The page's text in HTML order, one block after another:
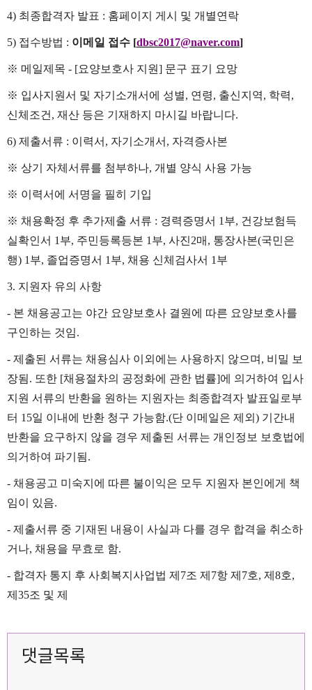
4) 최종합격자 발표 : 홈페이지 게시 및 개별연락
5) 접수방법 : 이메일 접수 [dbsc2017@naver.com]
※ 메일제목 - [요양보호사 지원] 문구 표기 요망
※ 입사지원서 및 자기소개서에 성별, 연령, 출신지역, 학력,
신체조건 , 재산 등은 기재하지 마시길 바랍니다.
6) 제출서류 : 이력서 , 자기소개서 , 자격증사본
※ 상기 자체서류를 첨부하나, 개별 양식 사용 가능
※ 이력서에 서명을 필히 기입
※ 채용확정 후 추가제출 서류 : 경력증명서 1 부, 건강보험득
실확인서 1 부, 주민등록등본 1 부, 사진2매 , 통장사본(국민은
행) 1 부, 졸업증명서 1 부, 채용 신체검사서 1 부
3. 지원자 유의 사항
- 본 채용공고는 야간 요양보호사 결원에 따른 요양보호사를
구인하는 것임.
- 제출된 서류는 채용심사 이외에는 사용하지 않으며 , 비밀 보
장됨. 또한 [채용절차의 공정화에 관한 법률]에 의거하여 입사
지원 서류의 반환을 원하는 지원자는 최종합격자 발표일로부
터 15일 이내에 반환 청구 가능함.(단 이메일은 제외 ) 기간내
반환을 요구하지 않을 경우 제출된 서류는 개인정보 보호법에
의거하여 파기됨.
- 채용공고 미숙지에 따른 불이익은 모두 지원자 본인에게 책
임이 있음.
- 제출서류 중 기재된 내용이 사실과 다를 경우 합격을 취소하
거나, 채용을 무효로 함.
- 합격자 통지 후 사회복지사업법 제 7조 제 7항 제 7호, 제 8호,
제 35조 및 제
댓글목록